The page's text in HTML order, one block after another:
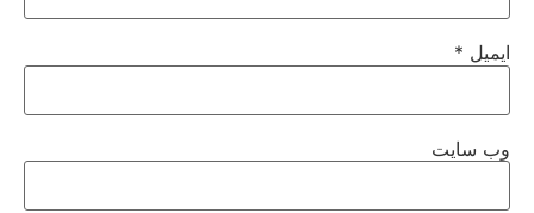
ایمیل *
وب‌ سایت